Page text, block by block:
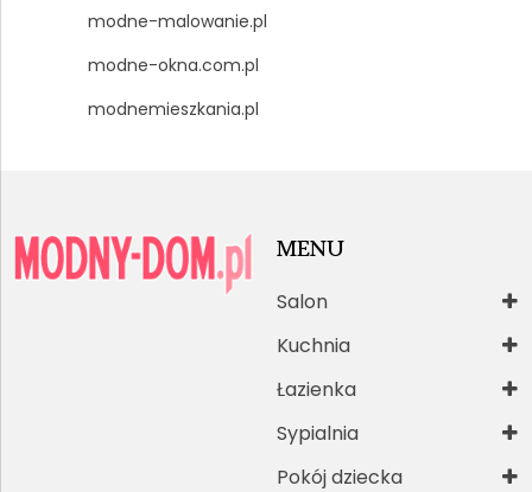
modne-malowanie.pl
modne-okna.com.pl
modnemieszkania.pl
MENU
Salon
Kuchnia
Łazienka
Sypialnia
Pokój dziecka